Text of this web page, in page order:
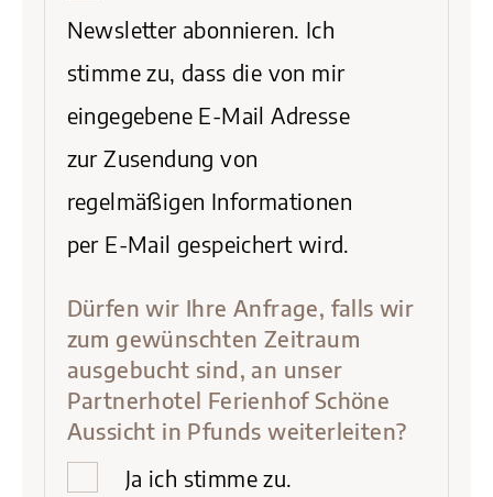
Newsletter abonnieren. Ich
stimme zu, dass die von mir
eingegebene E-Mail Adresse
zur Zusendung von
regelmäßigen Informationen
per E-Mail gespeichert wird.
Dürfen wir Ihre Anfrage, falls wir
zum gewünschten Zeitraum
ausgebucht sind, an unser
Partnerhotel Ferienhof Schöne
Aussicht in Pfunds weiterleiten?
Ja ich stimme zu.